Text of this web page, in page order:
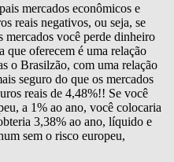
mercados econômicos e
reais negativos, ou seja, se
mercados você perde dinheiro
oferecem é uma relação
o Brasilzão, com uma relação
seguro do que os mercados
reais de 4,48%!! Se você
a 1% ao ano, você colocaria
3,38% ao ano, líquido e
sem o risco europeu,